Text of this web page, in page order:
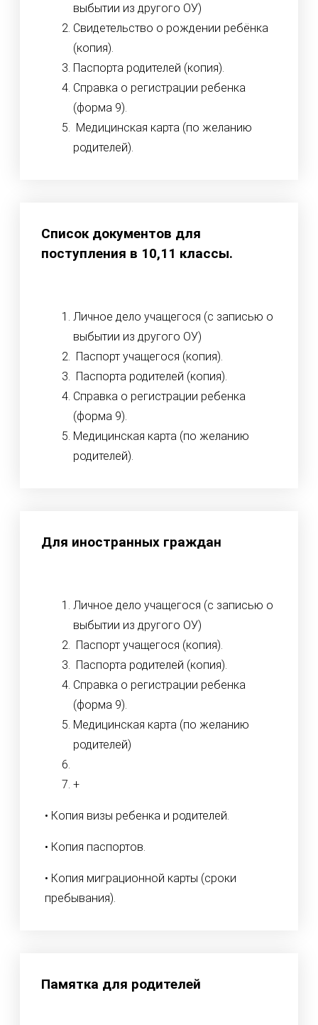
выбытии из другого ОУ)
Свидетельство о рождении ребёнка
(копия).
Паспорта родителей (копия).
Справка о регистрации ребенка
(форма 9).
Медицинская карта (по желанию
родителей).
Список документов для
поступления в 10,11 классы.
Личное дело учащегося (с записью о
выбытии из другого ОУ)
Паспорт учащегося (копия).
Паспорта родителей (копия).
Справка о регистрации ребенка
(форма 9).
Медицинская карта (по желанию
родителей).
Для иностранных граждан
Личное дело учащегося (с записью о
выбытии из другого ОУ)
Паспорт учащегося (копия).
Паспорта родителей (копия).
Справка о регистрации ребенка
(форма 9).
Медицинская карта (по желанию
родителей)
+
• Копия визы ребенка и родителей.
• Копия паспортов.
• Копия миграционной карты (сроки
пребывания).
Памятка для родителей